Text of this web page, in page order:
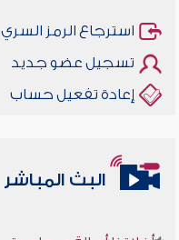
استرجاع الرمز السري
تسجيل عضو جديد
إعادة تفعيل حساب
البث المباشر